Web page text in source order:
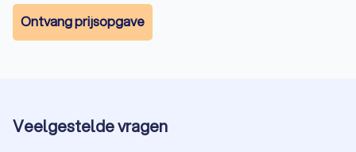
Hoe kies je het beste reclamebureau in
Valkenburg (LI)?
krijgen van de kwaliteit.
Ontvang prijsopgave
Veelgestelde vragen